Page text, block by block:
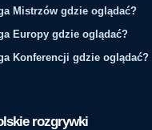
Mistrzów gdzie oglądać?
Europy gdzie oglądać?
Konferencji gdzie oglądać?
rozgrywki